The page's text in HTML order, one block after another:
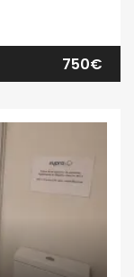
750€